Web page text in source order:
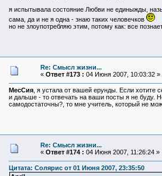
я испытывала состояние Любви не единыжды,
сама, да и не я одна - знаю таких человечков
но не злоупотребляю этим, потому как: все
Re: Смысл жизни...
« Ответ #173 : 04 Июня 2007, 10:03:32 »
МесСия, я устала от вашей ерунды. Если хотите
и дальше - то отвечать на ваши посты я не буду.
самодостаточны?, то мне учитель, который не
Re: Смысл жизни...
« Ответ #174 : 04 Июня 2007, 11:26:24 »
Цитата: Солярис от 01 Июня 2007, 23:35:50